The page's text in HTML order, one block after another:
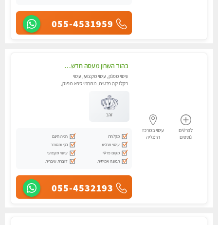
055-4531959
לפרטים
נוספים
עיסוי במרכז
הרצליה
בהוד השרון מעסה חדשה ואיכותית לעיסוי מרגיע ומפנק VIP-מומלץ לחלוטין! פרטי! ​​​​​​ Highly recommended
עיסוי מפנק, עיסוי מקצועי, עיסוי
בקלניקה פרטית, מתחמי ספא מפנק,
זהב
מקלחת
חניה חינם
עיסוי מרגיע
נקי ומסודר
מקום פרטי
עיסוי מקצועי
תמונה אמיתית
דוברת עיברית
055-4532193